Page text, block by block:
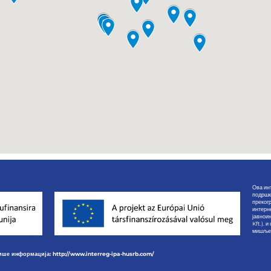
Ова
Kft.). и
информација: http://www.interreg-ipa-husrb.com/